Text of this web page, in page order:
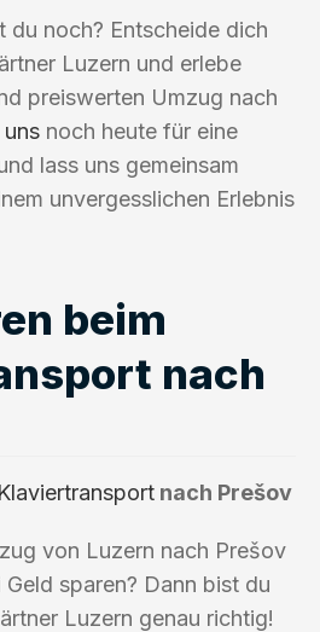
noch? Entscheide dich
Luzern und erlebe
preiswerten Umzug nach
noch heute für eine
lass uns gemeinsam
unvergesslichen Erlebnis
beim
nach
Klaviertransport nach Prešov
von Luzern nach Prešov
sparen? Dann bist du
Luzern genau richtig!